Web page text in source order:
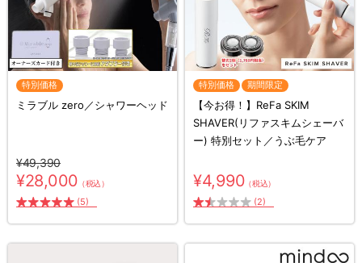
特別価格
ミラブル zero／シャワーヘッド
¥49,390
¥28,000（税込）
(5)
特別価格 期間限定
【今お得！】ReFa SKIM
SHAVER(リファスキムシェーバ
ー) 特別セット／うぶ毛ケア
¥4,990（税込）
(2)